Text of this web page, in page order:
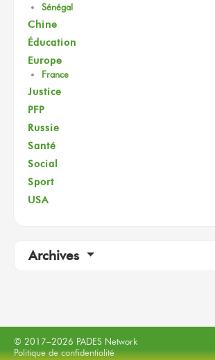
Sénégal
Chine
Éducation
Europe
France
Justice
PFP
Russie
Santé
Social
Sport
USA
Archives
© 2017–2026 PADES Network
Politique de confidentialité